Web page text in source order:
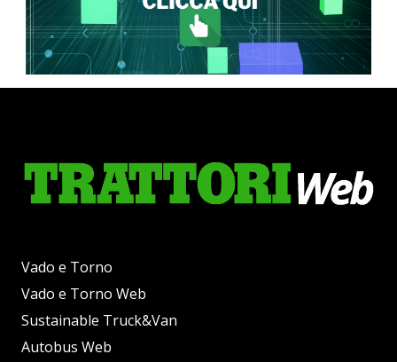
Vado e Torno
Vado e Torno Web
Sustainable Truck&Van
Autobus Web